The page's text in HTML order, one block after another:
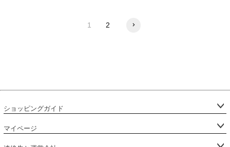
1 2
ショッピングガイド
マイページ